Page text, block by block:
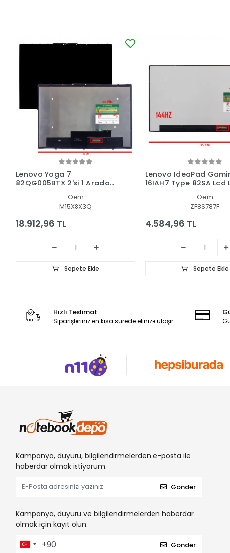
Lenovo Yoga 7
82QG005BTX 2'si 1 Arada
Oem
M15X8X3Q
18.912,96 TL
Sepete Ekle
Lenovo IdeaPad
16IAH7 Type 82SA Lcd
Oem
ZF8S787F
4.584,96 TL
Sepete Ekle
Hızlı Teslimat
Siparişleriniz en kısa sürede elinize ulaşır.
Kampanya, duyuru, bilgilendirmelerden e-posta ile
haberdar olmak istiyorum.
Gönder
Kampanya, duyuru ve bilgilendirmelerden haberdar
olmak için kayıt olun.
Gönder